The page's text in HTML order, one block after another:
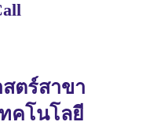
ตร์สาขา
คโนโลยี